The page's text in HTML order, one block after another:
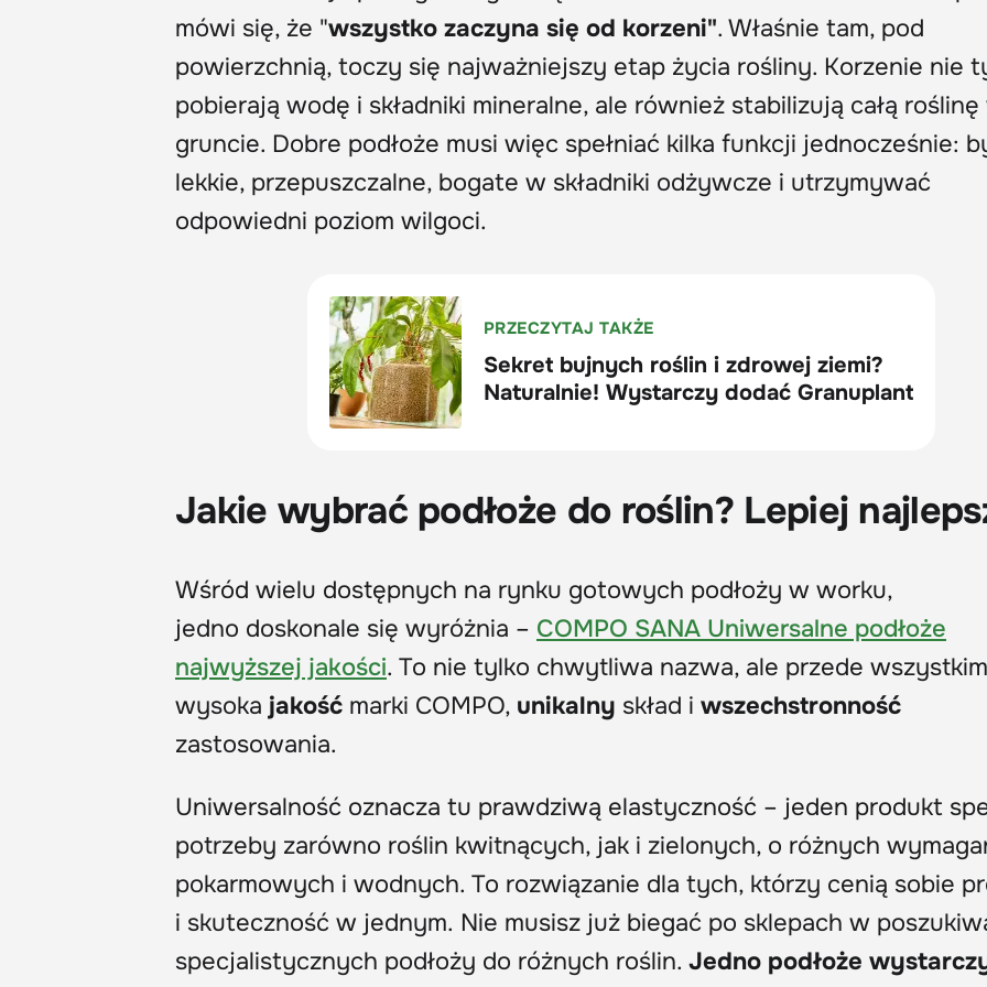
mówi się, że "wszystko zaczyna się od korzeni". Właśnie tam, pod
powierzchnią, toczy się najważniejszy etap życia rośliny. Korzenie nie
pobierają wodę i składniki mineralne, ale również stabilizują całą
gruncie. Dobre podłoże musi więc spełniać kilka funkcji jednocześnie:
lekkie, przepuszczalne, bogate w składniki odżywcze i utrzymywać
odpowiedni poziom wilgoci.
Jakie wybrać podłoże do roślin? Lepiej
Wśród wielu dostępnych na rynku gotowych podłoży w worku,
jedno doskonale się wyróżnia – COMPO SANA Uniwersalne podłoże
najwyższej jakości. To nie tylko chwytliwa nazwa, ale przede wszystkim
wysoka jakość marki COMPO, unikalny skład i wszechstronność
zastosowania.
Uniwersalność oznacza tu prawdziwą elastyczność – jeden produkt
potrzeby zarówno roślin kwitnących, jak i zielonych, o różnych
pokarmowych i wodnych. To rozwiązanie dla tych, którzy cenią sobie
i skuteczność w jednym. Nie musisz już biegać po sklepach w
specjalistycznych podłoży do różnych roślin. Jedno podłoże